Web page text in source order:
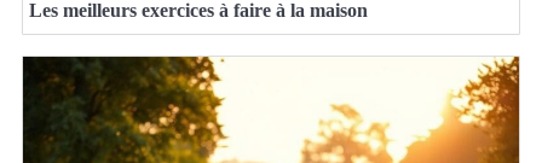
Les meilleurs exercices à faire à la maison